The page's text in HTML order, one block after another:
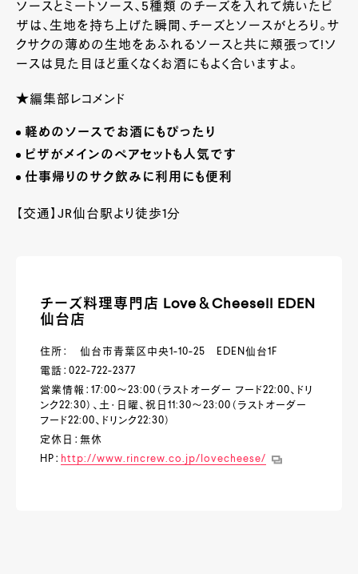
ソースとミートソース、5種類 のチーズを入れて焼いたピ
ザは、生地を持ち上げた瞬間、チーズとソースがとろり。サ
クサクの薄めの生地をあふれるソースと共に頬張って!ソ
ースは見た目ほど重くなくお酒にもよく合いますよ。
★編集部レコメンド
軽めのソースでお酒にもぴったり
ピザがメインのペアセットも人気です
仕事帰りのサク飲みに利用にも便利
【交通】JR仙台駅より徒歩1分
チーズ料理専門店 Love＆Cheese!! EDEN
仙台店
住所： 仙台市青葉区中央1-10-25 EDEN仙台1F
電話：022-722-2377
営業情報：17:00～23:00（ラストオーダー フード22:00、ドリ
ンク22:30）、土・日曜、祝日11:30～23:00（ラストオーダー
フード22:00、ドリンク22:30）
定休日：無休
HP： http://www.rincrew.co.jp/lovecheese/